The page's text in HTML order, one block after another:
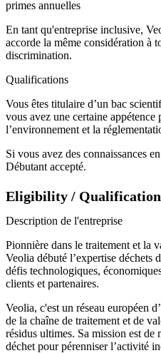
primes annuelles
En tant qu'entreprise inclusive,
accorde la même considération à
discrimination.
Qualifications
Vous êtes titulaire d’un bac
vous avez une certaine
l’environnement et la
Si vous avez des connaissances
Débutant accepté.
Eligibility /
Description de l'entreprise
Pionnière dans le traitement et la
Veolia débuté l’expertise déchets
défis technologiques,
clients et partenaires.
Veolia, c'est un réseau européen
de la chaîne de traitement et de
résidus ultimes. Sa mission est
déchet pour pérenniser l’activité